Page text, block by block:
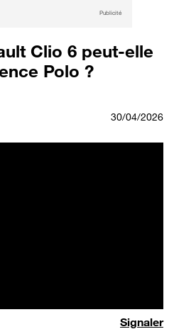
Publicité
Clio 6 peut-elle
Polo ?
30/04/2026
Signaler